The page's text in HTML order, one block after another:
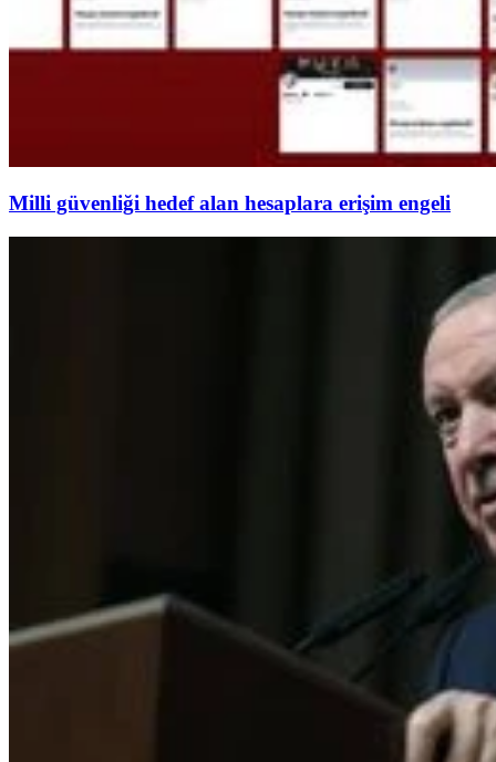
Milli güvenliği hedef alan hesaplara erişim engeli